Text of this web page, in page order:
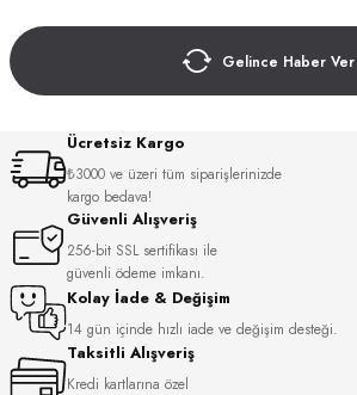
Gelince Haber Ver
Ücretsiz Kargo
₺3000 ve üzeri tüm siparişlerinizde
kargo bedava!
Güvenli Alışveriş
256-bit SSL sertifikası ile
güvenli ödeme imkanı.
Kolay İade & Değişim
14 gün içinde hızlı iade ve değişim desteği.
Taksitli Alışveriş
Kredi kartlarına özel